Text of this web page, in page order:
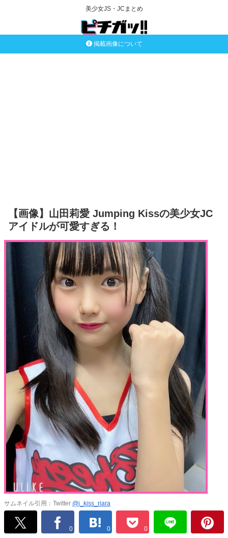
美少女JS・JCまとめ
掲載画像について
【画像】山田莉愛 Jumping Kissの美少女JC
アイドルが可愛すぎる！
サムネイル引用：Twitter @j_kiss_riara
0 0 0